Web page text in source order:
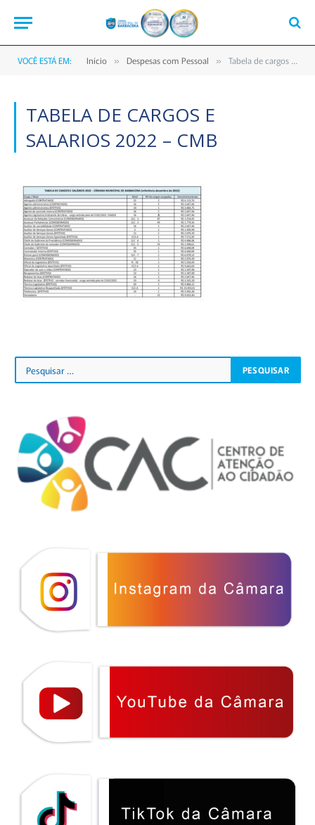
VOCÊ ESTÁ EM: Início » Despesas com Pessoal » Tabela de cargos e salarios 2022 – CMB
TABELA DE CARGOS E
SALARIOS 2022 – CMB